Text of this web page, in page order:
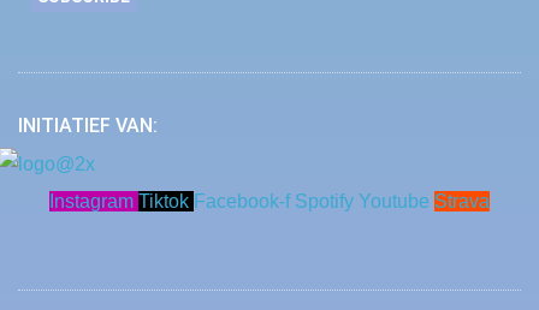
INITIATIEF VAN:
Instagram Tiktok Facebook-f Spotify Youtube Strava